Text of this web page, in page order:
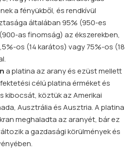
a fényükből, és rendkívül
általában 95% (950-es
as finomság) az ékszerekben,
os (14 karátos) vagy 75%-os (18
a platina az arany és ezüst mellett
célú platina érméket és
kibocsát, köztük az Amerikai
Ausztrália és Ausztria. A platina
meghaladta az aranyét, bár ez
a gazdasági körülmények és